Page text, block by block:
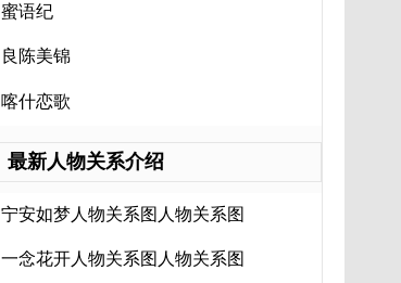
蜜语纪
良陈美锦
喀什恋歌
最新人物关系介绍
宁安如梦人物关系图人物关系图
一念花开人物关系图人物关系图